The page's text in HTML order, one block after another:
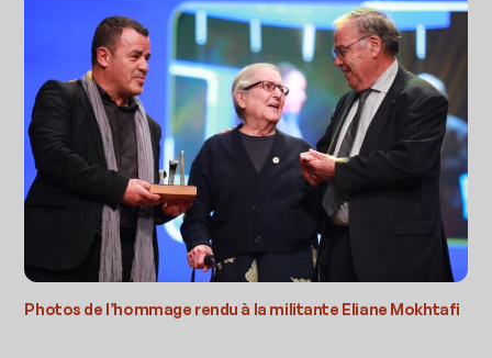
Photos de l’hommage rendu à la militante Eliane Mokhtafi